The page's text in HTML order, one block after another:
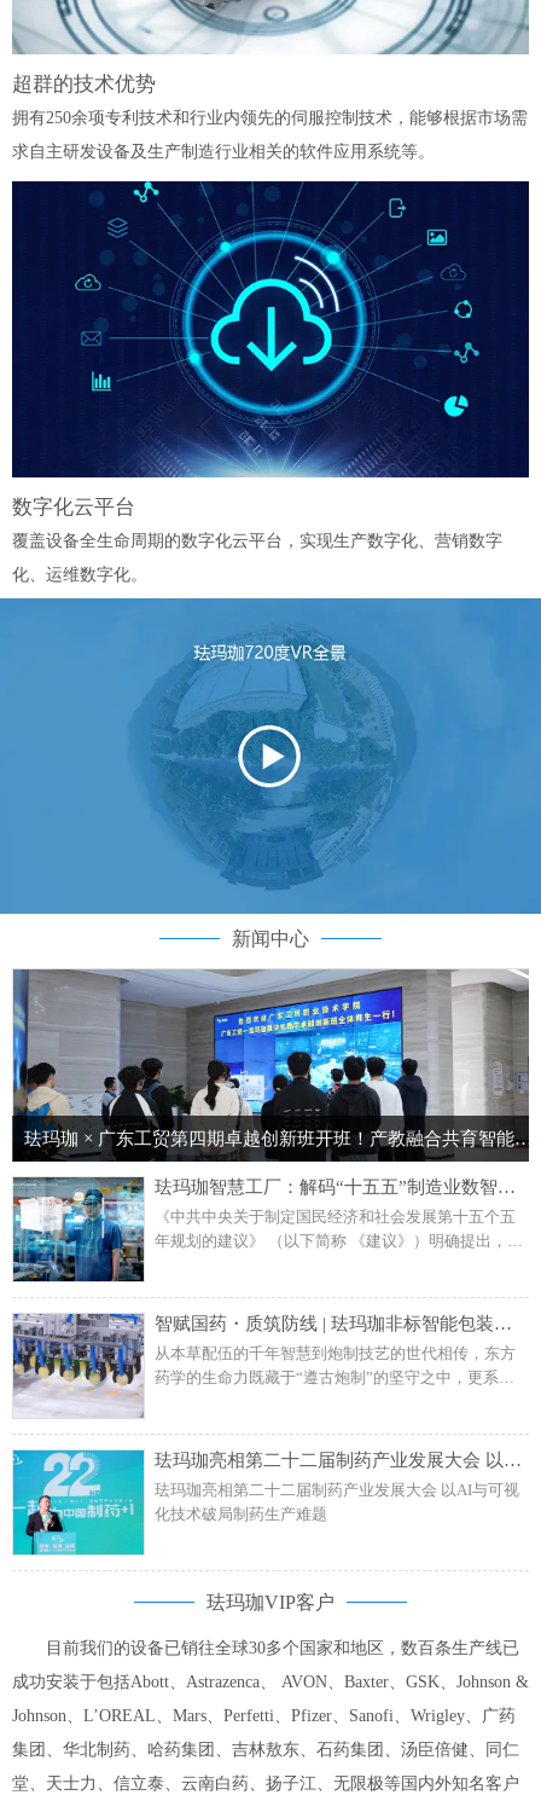
超群的技术优势
拥有250余项专利技术和行业内领先的伺服控制技术，能够根据市场需
求自主研发设备及生产制造行业相关的软件应用系统等。
数字化云平台
覆盖设备全生命周期的数字化云平台，实现生产数字化、营销数字
化、运维数字化。
新闻中心
珐玛珈 × 广东工贸第四期卓越创新班开班！产教融合共育智能制造核心人才
珐玛珈智慧工厂：解码“十五五”制造业数智化转型蓝图
《中共中央关于制定国民经济和社会发展第十五个五
年规划的建议》 （以下简称 《建议》）明确提出，要
质升级。
智赋国药・质筑防线 | 珐玛珈非标智能包装线携手百年药企把控品质终关
从本草配伍的千年智慧到炮制技艺的世代相传，东方
药学的生命力既藏于“遵古炮制”的坚守之中，更系
化解决方案，为某百年药企匠心产品安宫牛黄丸打造
定制包装产线，以技术服务破解传统包装痛点，实现
生产效率与产品质量双重突破。
珐玛珈亮相第二十二届制药产业发展大会 以AI与可视化技术破局制药生产难题
珐玛珈亮相第二十二届制药产业发展大会 以AI与可视
化技术破局制药生产难题
珐玛珈VIP客户
目前我们的设备已销往全球30多个国家和地区，数百条生产线已
成功安装于包括Abott、Astrazenca、 AVON、Baxter、GSK、Johnson &
Johnson、L’OREAL、Mars、Perfetti、Pfizer、Sanofi、Wrigley、广药
集团、华北制药、哈药集团、吉林敖东、石药集团、汤臣倍健、同仁
堂、天士力、信立泰、云南白药、扬子江、无限极等国内外知名客户